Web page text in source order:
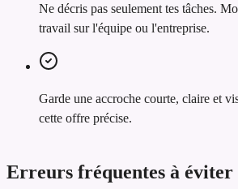
Ne décris pas seulement tes tâches.
travail sur l'équipe ou l'entreprise.
Garde une accroche courte, claire et
cette offre précise.
Erreurs fréquentes à éviter